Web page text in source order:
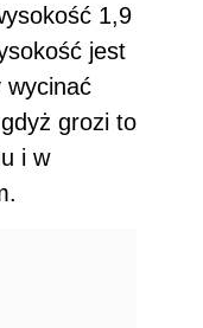
1,9
jest
wycinać
grozi to
i w